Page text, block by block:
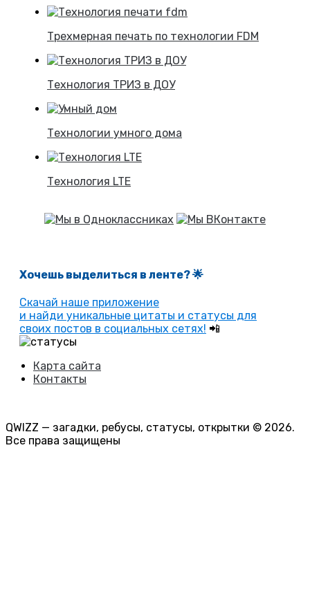
Трехмерная печать по технологии FDM
Технология ТРИЗ в ДОУ
Технологии умного дома
Технология LTE
Хочешь выделиться в ленте? 🌟
Скачай наше приложение
и найди уникальные цитаты и статусы для
своих постов в социальных сетях! 📲
Карта сайта
Контакты
QWIZZ — загадки, ребусы, статусы, открытки © 2026.
Все права защищены